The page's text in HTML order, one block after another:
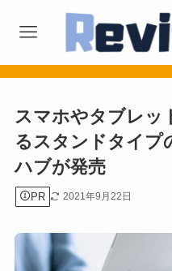
スマホやタブレッ
るスタンドタイプ
ハブが発売
PR 2021年9月22日